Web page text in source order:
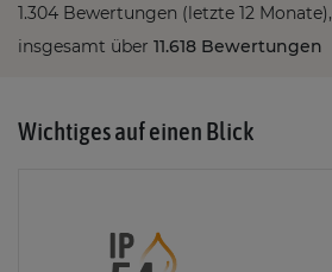
1.304 Bewertungen (letzte 12 Monate),
insgesamt über 11.618 Bewertungen
Wichtiges auf einen Blick